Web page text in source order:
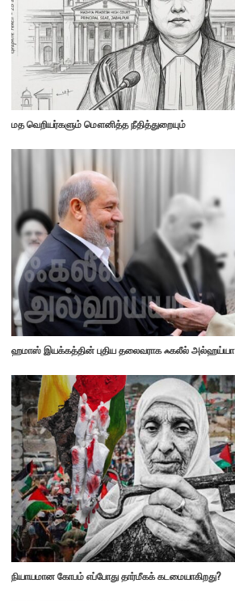
மத வெறியர்களும் மௌனித்த நீதித்துறையும்
ஹமாஸ் இயக்கத்தின் புதிய தலைவராக ஃகலீல் அல்ஹய்யா
நியாயமான கோபம் எப்போது தார்மீகக் கடமையாகிறது?